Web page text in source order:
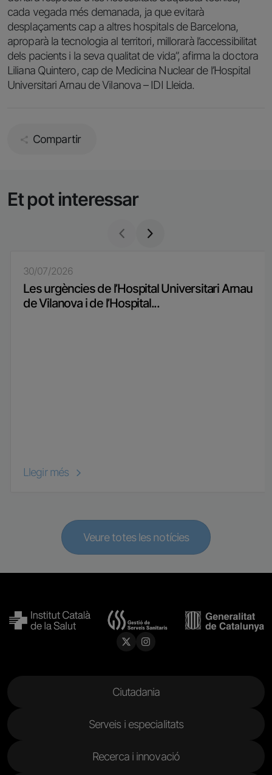
cada vegada més demanada, ja que evitarà
desplaçaments cap a altres hospitals de Barcelona,
aproparà la tecnologia al territori, millorarà l’accessibilitat
dels pacients i la seva qualitat de vida”, afirma la doctora
Liliana Quintero, cap de Medicina Nuclear de l’Hospital
Universitari Arnau de Vilanova – IDI Lleida.
Compartir
Et pot interessar
30/07/2026
Les urgències de l’Hospital Universitari Arnau
de Vilanova i de l’Hospital...
Llegir més
Veure totes les notícies
Ciutadania
Serveis i especialitats
Recerca i innovació